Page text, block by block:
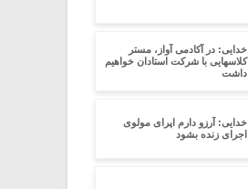
خدایی: در آکادمی آواز، مستر
کلاسهایی با شرکت استادان خواهیم
داشت
خدایی: آرزو دارم اپرای مولوی
اجرای زنده بشود